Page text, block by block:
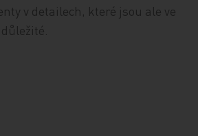
v detailech, které jsou ale ve